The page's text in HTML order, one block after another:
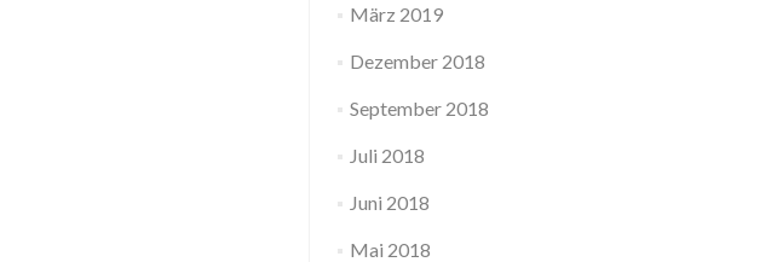
März 2019
Dezember 2018
September 2018
Juli 2018
Juni 2018
Mai 2018